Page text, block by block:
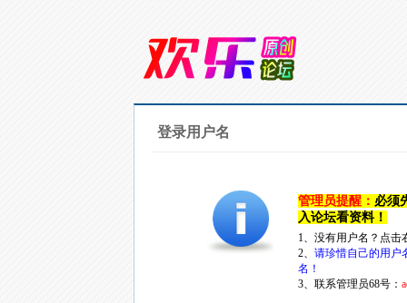
登录用户名
管理员提醒： 必须
入论坛看资料！
1、没有用户名？点
2、 请珍惜自己的用户
名！
3、联系管理员68号：